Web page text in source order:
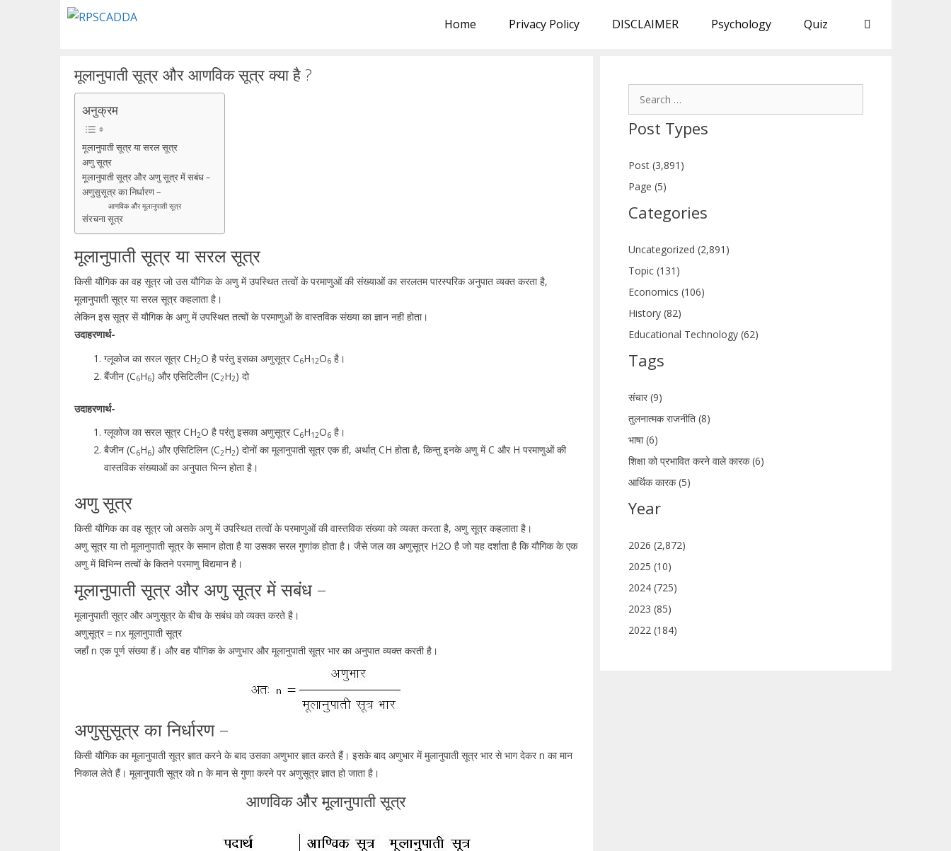
Home Privacy Policy DISCLAIMER Psychology Quiz
मूलानुपाती सूत्र और आणविक सूत्र क्या है ?
अनुक्रम
मूलानुपाती सूत्र या सरल सूत्र
अणु सूत्र
मूलानुपाती सूत्र और अणु सूत्र में सबंध –
अणुसुसूत्र का निर्धारण –
आणविक औैर मूलानुपाती सूत्र
संरचना सूत्र
मूलानुपाती सूत्र या सरल सूत्र
किसी यौगिक का वह सूत्र जो उस यौगिक के अणु में उपस्थित तत्वों के परमाणुओं की संख्याओं का सरलतम पारस्परिक अनुपात व्यक्त करता है,
मूलानुपाती सूत्र या सरल सूत्र कहलाता है।
लेकिन इस सूत्र सें यौगिक के अणु में उपस्थित तत्वों के परमाणुओं के वास्तविक संख्या का ज्ञान नही होता।
उदाहरणार्थ-
ग्लूकोज का सरल सूत्र CH2O है परंतु इसका अणुसूत्र C6H12O6है।
बैंजीन (C6H6) और एसिटिलीन (C2H2) दो
उदाहरणार्थ-
ग्लूकोज का सरल सूत्र CH2O है परंतु इसका अणुसूत्र C6H12O6है।
बैजीन (C6H6) और एसिटिलिन (C2H2) दोनों का मूलानुपाती सूत्र एक ही, अर्थात् CH होता है, किन्तु इनके अणु में C और H परमाणुओं की
वास्तविक संख्याओं का अनुपात भिन्न होता है।
अणु सूत्र
किसी यौगिक का वह सूत्र जो असके अणु में उपस्थित तत्वों के परमाणुओं की वास्तविक संख्या को व्यक्त करता है, अणु सूत्र कहलाता है।
अणु सूत्र या तो मूलानुपाती सूत्र के समान होता है या उसका सरल गुणांक होता है। जैसे जल का अणुसूत्र H2O है जो यह दर्शाता है कि यौगिक के एक
अणु में विभिन्न तत्वों के कितने परमाणु विद्यमान है।
मूलानुपाती सूत्र और अणु सूत्र में सबंध –
मूलानुपाती सूत्र और अणुसूत्र के बीच के सबंध को व्यक्त करते है।
अणुसूत्र = nx मूलानुपाती सूत्र
जहाँ n एक पूर्ण संख्या हैं। और वह यौगिक के अणुभार और मूलानुपाती सूत्र भार का अनुपात व्यक्त करती है।
अणुसुसूत्र का निर्धारण –
किसी यौगिक का मूलानुपाती सूत्र ज्ञात करने के बाद उसका अणुभार ज्ञात करते हैं। इसके बाद अणुभार में मुलानुपाती सूत्र भार से भाग देकर n का मान
निकाल लेते हैं। मूलानुपाती सूत्र को n के मान से गुणा करने पर अणुसूत्र ज्ञात हो जाता है।
आणविक औैर मूलानुपाती सूत्र
Post Types
Post (3,891)
Page (5)
Categories
Uncategorized (2,891)
Topic (131)
Economics (106)
History (82)
Educational Technology (62)
Tags
संचार (9)
तुलनात्मक राजनीति (8)
भाषा (6)
शिक्षा को प्रभावित करने वाले कारक (6)
आर्थिक कारक (5)
Year
2026 (2,872)
2025 (10)
2024 (725)
2023 (85)
2022 (184)